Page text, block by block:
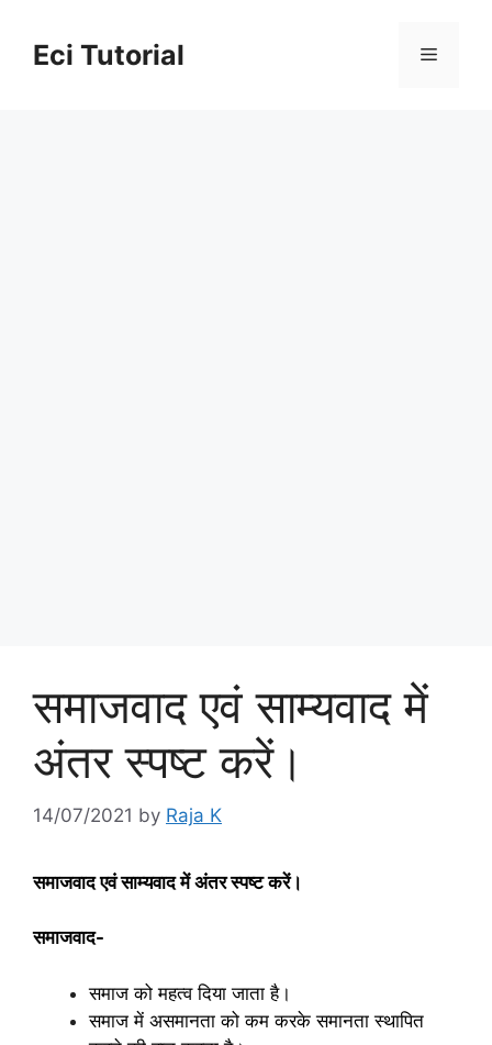
contentEci Tutorial Menu
समाजवाद एवं साम्यवाद में
अंतर स्‍पष्‍ट करें।
14/07/2021 by Raja K
समाजवाद एवं साम्यवाद में अंतर स्‍पष्‍ट करें।
समाजवाद-
समाज को महत्व दिया जाता है।
समाज में असमानता को कम करके समानता स्थापित